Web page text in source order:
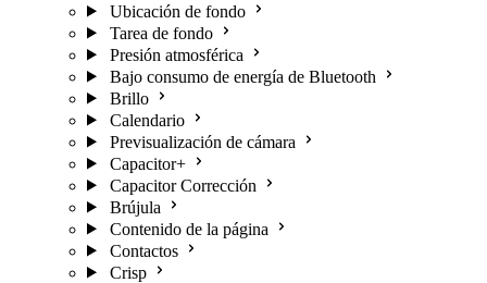
Ubicación de fondo
Tarea de fondo
Presión atmosférica
Bajo consumo de energía de Bluetooth
Brillo
Calendario
Previsualización de cámara
Capacitor+
Capacitor Corrección
Brújula
Contenido de la página
Contactos
Crisp